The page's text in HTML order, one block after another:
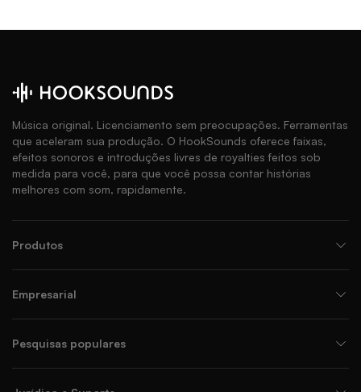
Música original. Licenciamento sem preocupações. Ferramentas
que aceleram sua produção. O HookSounds oferece faixas,
efeitos sonoros e introduções livres de royalties feitos sob
medida para você, para que você possa contar histórias
melhores com som, rapidamente.
Produtos
Empresarial
Pesquisas populares